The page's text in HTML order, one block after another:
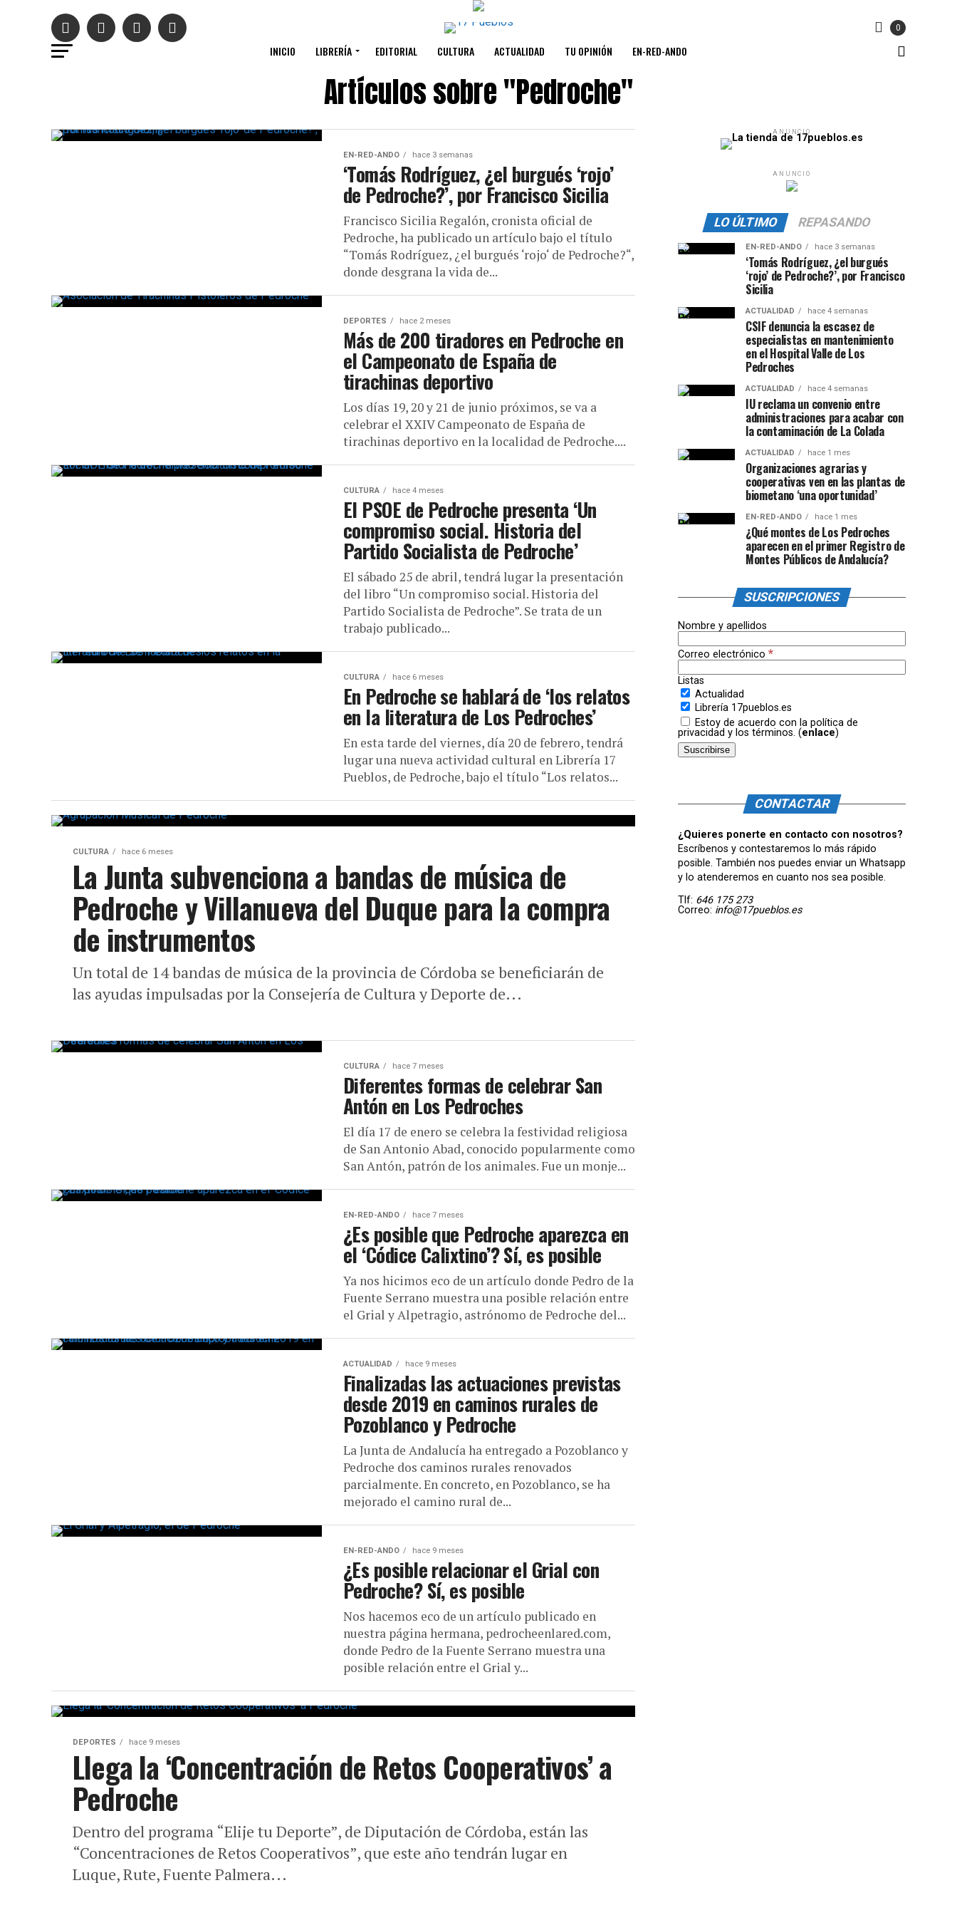
0
INICIO LIBRERÍA EDITORIAL CULTURA ACTUALIDAD TU OPINIÓN EN-RED-ANDO
Artículos sobre "Pedroche"
EN-RED-ANDO hace 3 semanas
‘Tomás Rodríguez, ¿el burgués ‘rojo’
de Pedroche?’, por Francisco Sicilia
Francisco Sicilia Regalón, cronista oficial de
Pedroche, ha publicado un artículo bajo el título
“Tomás Rodríguez, ¿el burgués ‘rojo‘ de Pedroche?“,
donde desgrana la vida de...
DEPORTES hace 2 meses
Más de 200 tiradores en Pedroche en
el Campeonato de España de
tirachinas deportivo
Los días 19, 20 y 21 de junio próximos, se va a
celebrar el XXIV Campeonato de España de
tirachinas deportivo en la localidad de Pedroche....
CULTURA hace 4 meses
El PSOE de Pedroche presenta ‘Un
compromiso social. Historia del
Partido Socialista de Pedroche’
El sábado 25 de abril, tendrá lugar la presentación
del libro “Un compromiso social. Historia del
Partido Socialista de Pedroche”. Se trata de un
trabajo publicado...
CULTURA hace 6 meses
En Pedroche se hablará de ‘los relatos
en la literatura de Los Pedroches’
En esta tarde del viernes, día 20 de febrero, tendrá
lugar una nueva actividad cultural en Librería 17
Pueblos, de Pedroche, bajo el título “Los relatos...
CULTURA hace 6 meses
La Junta subvenciona a bandas de música de
Pedroche y Villanueva del Duque para la compra
de instrumentos
Un total de 14 bandas de música de la provincia de Córdoba se beneficiarán de
las ayudas impulsadas por la Consejería de Cultura y Deporte de...
CULTURA hace 7 meses
Diferentes formas de celebrar San
Antón en Los Pedroches
El día 17 de enero se celebra la festividad religiosa
de San Antonio Abad, conocido popularmente como
San Antón, patrón de los animales. Fue un monje...
EN-RED-ANDO hace 7 meses
¿Es posible que Pedroche aparezca en
el ‘Códice Calixtino’? Sí, es posible
Ya nos hicimos eco de un artículo donde Pedro de la
Fuente Serrano muestra una posible relación entre
el Grial y Alpetragio, astrónomo de Pedroche del...
ACTUALIDAD hace 9 meses
Finalizadas las actuaciones previstas
desde 2019 en caminos rurales de
Pozoblanco y Pedroche
La Junta de Andalucía ha entregado a Pozoblanco y
Pedroche dos caminos rurales renovados
parcialmente. En concreto, en Pozoblanco, se ha
mejorado el camino rural de...
EN-RED-ANDO hace 9 meses
¿Es posible relacionar el Grial con
Pedroche? Sí, es posible
Nos hacemos eco de un artículo publicado en
nuestra página hermana, pedrocheenlared.com,
donde Pedro de la Fuente Serrano muestra una
posible relación entre el Grial y...
DEPORTES hace 9 meses
Llega la ‘Concentración de Retos Cooperativos’ a
Pedroche
Dentro del programa “Elije tu Deporte”, de Diputación de Córdoba, están las
“Concentraciones de Retos Cooperativos”, que este año tendrán lugar en
Luque, Rute, Fuente Palmera...
ANUNCIO
ANUNCIO
LO ÚLTIMO REPASANDO
EN-RED-ANDO hace 3 semanas
‘Tomás Rodríguez, ¿el burgués
‘rojo’ de Pedroche?’, por Francisco
Sicilia
ACTUALIDAD hace 4 semanas
CSIF denuncia la escasez de
especialistas en mantenimiento
en el Hospital Valle de Los
Pedroches
ACTUALIDAD hace 4 semanas
IU reclama un convenio entre
administraciones para acabar con
la contaminación de La Colada
ACTUALIDAD hace 1 mes
Organizaciones agrarias y
cooperativas ven en las plantas de
biometano ‘una oportunidad’
EN-RED-ANDO hace 1 mes
¿Qué montes de Los Pedroches
aparecen en el primer Registro de
Montes Públicos de Andalucía?
SUSCRIPCIONES
Nombre y apellidos
Correo electrónico *
Listas
Actualidad
Librería 17pueblos.es
Estoy de acuerdo con la política de
privacidad y los términos. (enlace)
CONTACTAR
¿Quieres ponerte en contacto con nosotros?
Escríbenos y contestaremos lo más rápido
posible. También nos puedes enviar un Whatsapp
y lo atenderemos en cuanto nos sea posible.
Tlf: 646 175 273
Correo: info@17pueblos.es